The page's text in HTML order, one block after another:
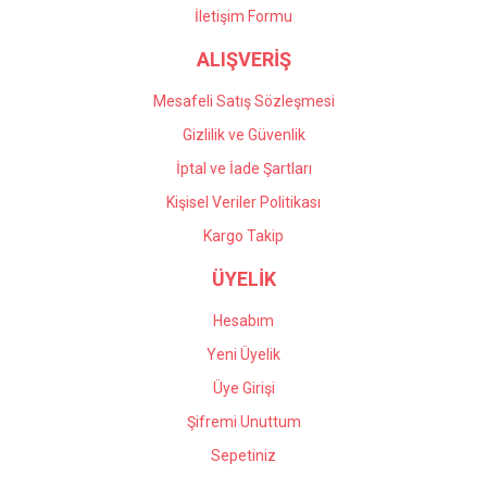
Önder Kaçar | 20/05/2026İletişim Formu
ALIŞVERİŞ
Mesafeli Satış Sözleşmesi
Gizlilik ve Güvenlik
İptal ve İade Şartları
Kişisel Veriler Politikası
Kargo Takip
ÜYELİK
Hesabım
Yeni Üyelik
Üye Girişi
Şifremi Unuttum
Sepetiniz